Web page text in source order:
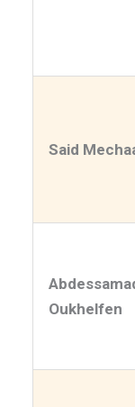
Said
Oukhelfen